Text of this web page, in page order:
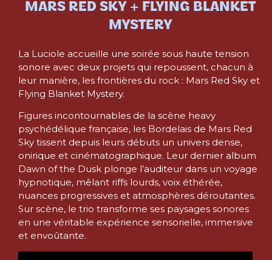
MARS RED SKY + FLYING BLANKET
MYSTERY
La Luciole accueille une soirée sous haute tension
sonore avec deux projets qui repoussent, chacun à
leur manière, les frontières du rock : Mars Red Sky et
Flying Blanket Mystery.
Figures incontournables de la scène heavy
psychédélique française, les Bordelais de Mars Red
Sky tissent depuis leurs débuts un univers dense,
onirique et cinématographique. Leur dernier album
Dawn of the Dusk plonge l’auditeur dans un voyage
hypnotique, mêlant riffs lourds, voix éthérée,
nuances progressives et atmosphères déroutantes.
Sur scène, le trio transforme ses paysages sonores
en une véritable expérience sensorielle, immersive
et envoûtante.